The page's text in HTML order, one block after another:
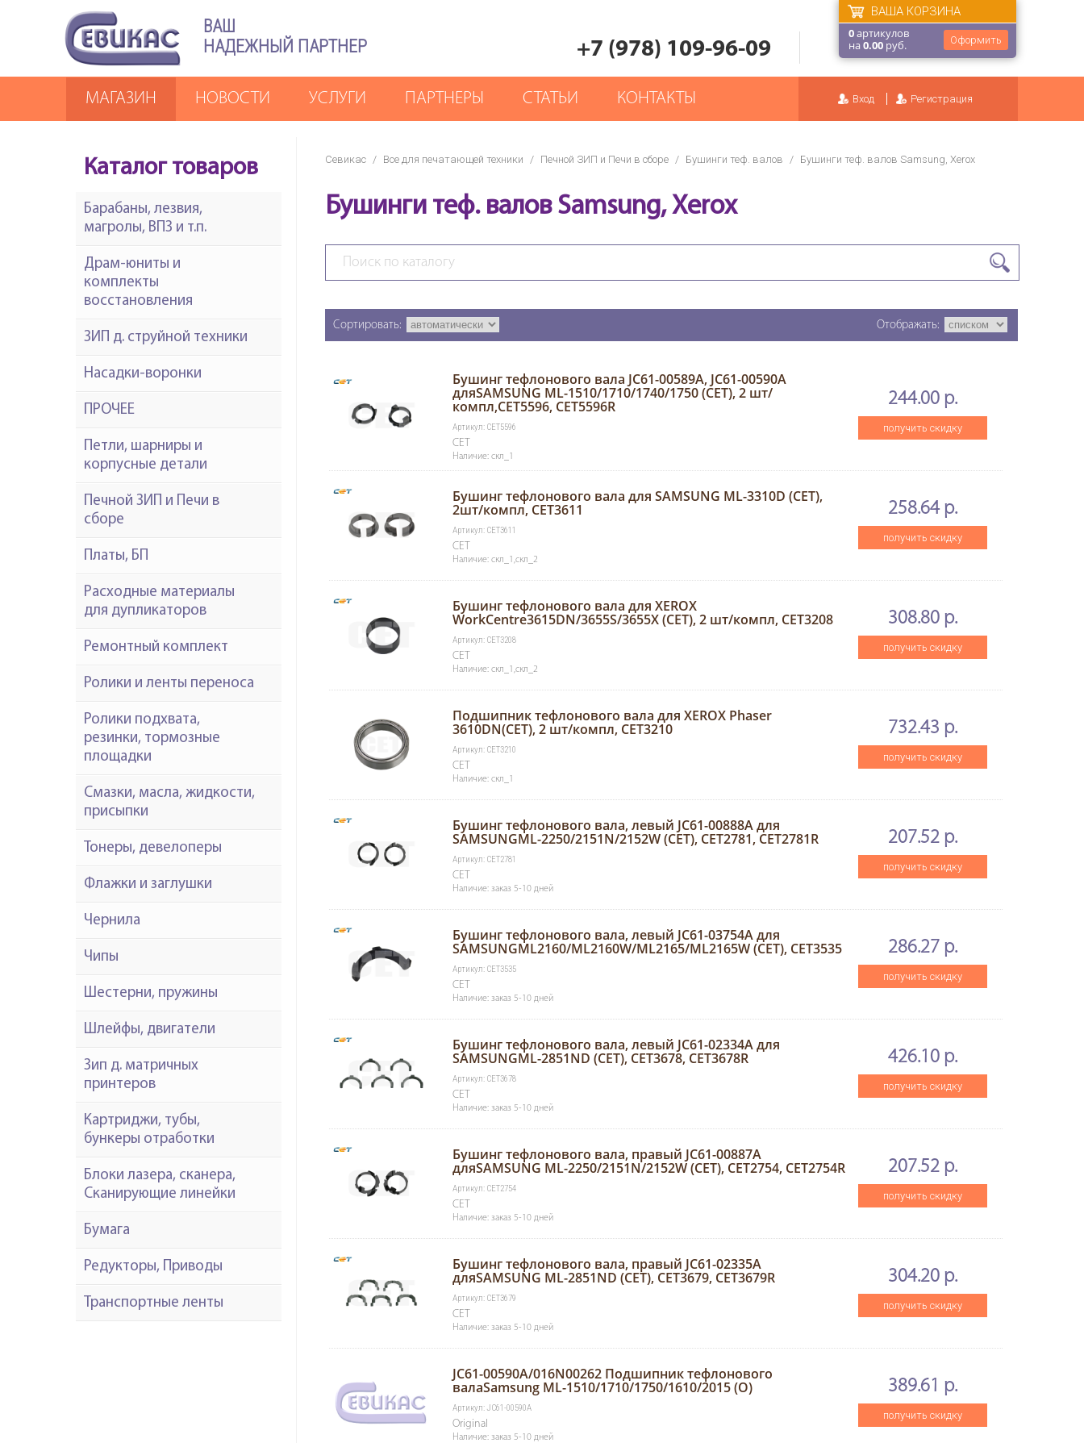
ВАШ
НАДЕЖНЫЙ ПАРТНЕР
+7 (978) 109-96-09 Оформить
ВАША КОРЗИНА
0артикулов
на0.00 руб.
Вход Регистрация
МАГАЗИН НОВОСТИ УСЛУГИ ПАРТНЕРЫ СТАТЬИ КОНТАКТЫ
Севикас / Все для печатающей техники / Печной ЗИП и Печи в сборе / Бушинги теф. валов / Бушинги теф. валов Samsung, Xerox
Бушинги теф. валов Samsung, Xerox
Сортировать: Отображать:
Бушинг тефлонового вала JC61-00589A, JC61-00590A
дляSAMSUNG ML-1510/1710/1740/1750 (CET), 2 шт/
компл,CET5596, CET5596R
Артикул: CET5596
CET
Наличие: скл_1
244.00 р.
получить скидку
Бушинг тефлонового вала для SAMSUNG ML-3310D (CET),
2шт/компл, CET3611
Артикул: CET3611
CET
Наличие: скл_1,скл_2
258.64 р.
получить скидку
Бушинг тефлонового вала для XEROX
WorkCentre3615DN/3655S/3655X (CET), 2 шт/компл, CET3208
Артикул: CET3208
CET
Наличие: скл_1,скл_2
308.80 р.
получить скидку
Подшипник тефлонового вала для XEROX Phaser
3610DN(CET), 2 шт/компл, CET3210
Артикул: CET3210
CET
Наличие: скл_1
732.43 р.
получить скидку
Бушинг тефлонового вала, левый JC61-00888A для
SAMSUNGML-2250/2151N/2152W (CET), CET2781, CET2781R
Артикул: CET2781
CET
Наличие: заказ 5-10 дней
207.52 р.
получить скидку
Бушинг тефлонового вала, левый JC61-03754A для
SAMSUNGML2160/ML2160W/ML2165/ML2165W (CET), CET3535
Артикул: CET3535
CET
Наличие: заказ 5-10 дней
286.27 р.
получить скидку
Бушинг тефлонового вала, левый JC61-02334A для
SAMSUNGML-2851ND (CET), CET3678, CET3678R
Артикул: CET3678
CET
Наличие: заказ 5-10 дней
426.10 р.
получить скидку
Бушинг тефлонового вала, правый JC61-00887A
дляSAMSUNG ML-2250/2151N/2152W (CET), CET2754, CET2754R
Артикул: CET2754
CET
Наличие: заказ 5-10 дней
207.52 р.
получить скидку
Бушинг тефлонового вала, правый JC61-02335A
дляSAMSUNG ML-2851ND (CET), CET3679, CET3679R
Артикул: CET3679
CET
Наличие: заказ 5-10 дней
304.20 р.
получить скидку
JC61-00590A/016N00262 Подшипник тефлонового
валаSamsung ML-1510/1710/1750/1610/2015 (O)
Артикул: JC61-00590A
Original
Наличие: заказ 5-10 дней
389.61 р.
получить скидку
Каталог товаров
Барабаны, лезвия,
магролы, ВПЗ и т.п.
Драм-юниты и
комплекты
восстановления
ЗИП д. струйной техники
Насадки-воронки
ПРОЧЕЕ
Петли, шарниры и
корпусные детали
Печной ЗИП и Печи в
сборе
Платы, БП
Расходные материалы
для дупликаторов
Ремонтный комплект
Ролики и ленты переноса
Ролики подхвата,
резинки, тормозные
площадки
Смазки, масла, жидкости,
присыпки
Тонеры, девелоперы
Флажки и заглушки
Чернила
Чипы
Шестерни, пружины
Шлейфы, двигатели
Зип д. матричных
принтеров
Картриджи, тубы,
бункеры отработки
Блоки лазера, сканера,
Сканирующие линейки
Бумага
Редукторы, Приводы
Транспортные ленты